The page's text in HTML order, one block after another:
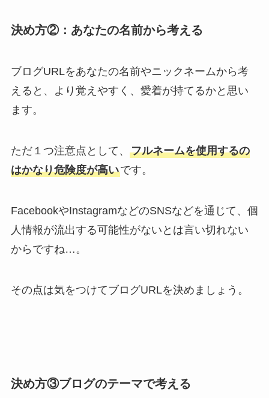
決め方②：あなたの名前から考える
ブログURLをあなたの名前やニックネームから考
えると、より覚えやすく、愛着が持てるかと思い
ます。
ただ１つ注意点として、 フルネームを使用するの
はかなり危険度が高いです。
FacebookやInstagramなどのSNSなどを通じて、個
人情報が流出する可能性がないとは言い切れない
からですね…。
その点は気をつけてブログURLを決めましょう。
決め方③ブログのテーマで考える